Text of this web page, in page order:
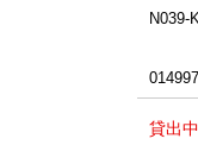
N039-
014997
貸出中